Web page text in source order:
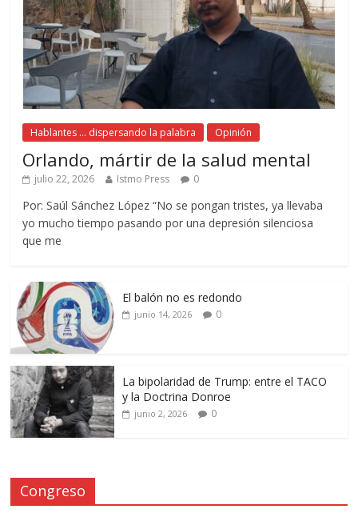
Hablantes ... dispersando la palabra Opinión
Orlando, mártir de la salud mental
julio 22, 2026 Istmo Press 0
Por: Saúl Sánchez López “No se pongan tristes, ya llevaba
yo mucho tiempo pasando por una depresión silenciosa
que me
El balón no es redondo
junio 14, 2026 0
La bipolaridad de Trump: entre el TACO
y la Doctrina Donroe
junio 2, 2026 0
Congreso